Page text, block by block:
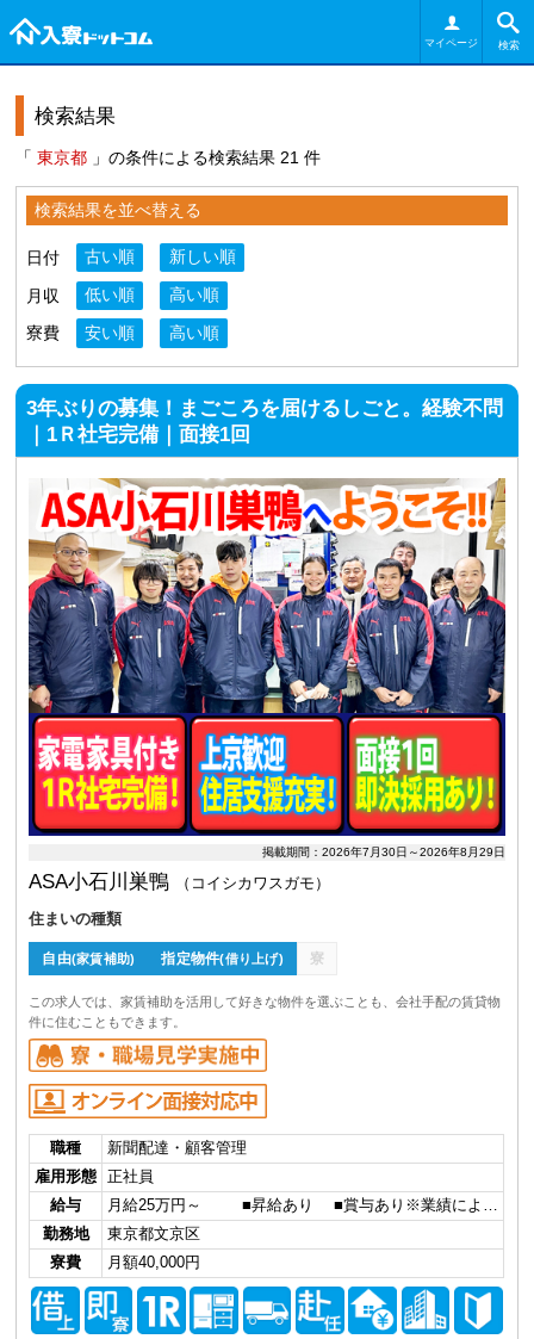
検索
マイページ
検索結果
「 東京都 」の条件による検索結果 21 件
検索結果を並べ替える
日付 古い順
新しい順
月収
低い順
高い順
寮費
安い順 高い順
3年ぶりの募集！まごころを届けるしごと。経験不問
｜1Ｒ社宅完備｜面接1回
掲載期間：2026年7月30日～2026年8月29日
ASA小石川巣鴨
（コイシカワスガモ）
住まいの種類
自由(家賃補助) 指定物件(借り上げ) 寮
この求人では、家賃補助を活用して好きな物件を選ぶことも、会社手配の賃貸物
件に住むこともできます。
職種
新聞配達・顧客管理
雇用形態
正社員
給与
月給25万円～ ■昇給あり ■賞与あり※業績によ…
勤務地
東京都文京区
寮費
月額40,000円